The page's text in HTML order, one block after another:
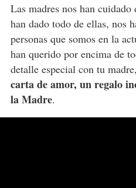
Las madres nos han
han dado todo de ellas, nos
personas que somos en la
han querido por encima de
detalle especial con tu
carta de amor, un regalo
la Madre.